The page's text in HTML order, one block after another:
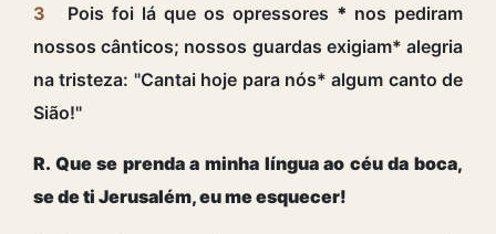
3 Pois foi lá que os opressores * nos pediram
nossos cânticos; nossos guardas exigiam* alegria
na tristeza: "Cantai hoje para nós* algum canto de
Sião!"
R. Que se prenda a minha língua ao céu da boca,
se de ti Jerusalém, eu me esquecer!